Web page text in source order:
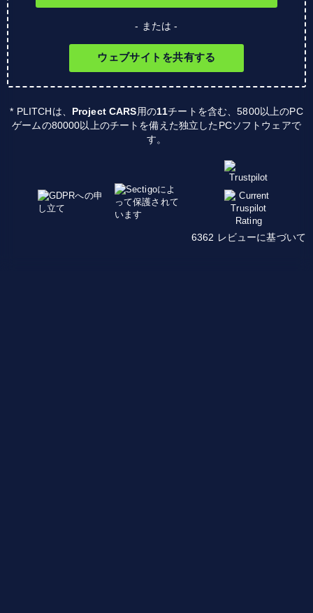
- または -
ウェブサイトを共有する
* PLITCHは、 Project CARS用の11チートを含む、5800以上のPC
ゲームの80000以上のチートを備えた独立したPCソフトウェアで
す。
6362 レビューに基づいて